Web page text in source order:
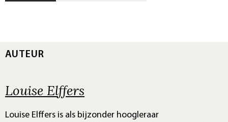
AUTEUR
Louise Elffers
Louise Elffers is als bijzonder hoogleraar